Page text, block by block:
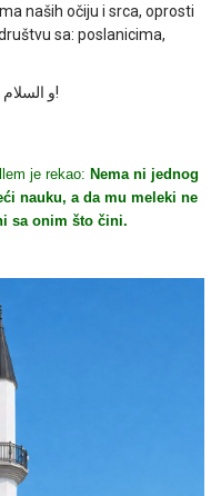
naših očiju i srca, oprosti
sa: poslanicima,
و السلام عليكم و رحمة الله!
je rekao: Nema ni jednog
nauku, a da mu meleki ne
sa onim što čini.